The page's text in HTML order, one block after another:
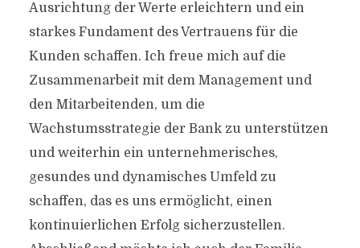
Ausrichtung der Werte erleichtern und ein
starkes Fundament des Vertrauens für die
Kunden schaffen. Ich freue mich auf die
Zusammenarbeit mit dem Management und
den Mitarbeitenden, um die
Wachstumsstrategie der Bank zu unterstützen
und weiterhin ein unternehmerisches,
gesundes und dynamisches Umfeld zu
schaffen, das es uns ermöglicht, einen
kontinuierlichen Erfolg sicherzustellen.